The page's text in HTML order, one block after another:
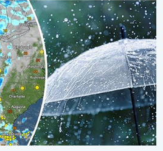
fin de semana lluvioso. El Este